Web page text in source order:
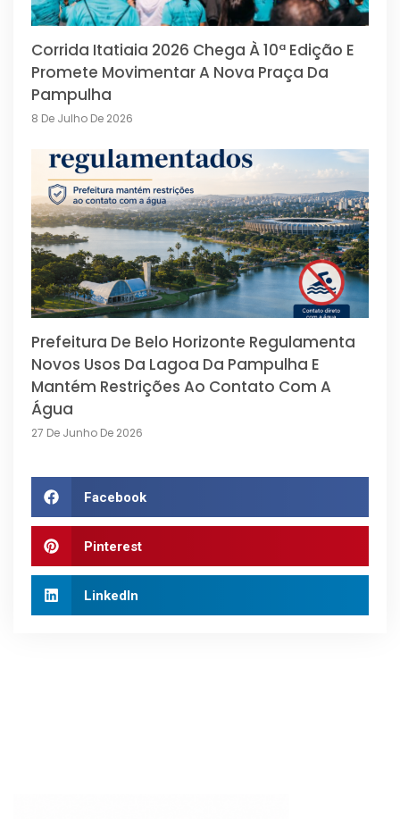
Corrida Itatiaia 2026 Chega À 10ª Edição E
Promete Movimentar A Nova Praça Da
Pampulha
8 De Julho De 2026
Prefeitura De Belo Horizonte Regulamenta
Novos Usos Da Lagoa Da Pampulha E
Mantém Restrições Ao Contato Com A
Água
27 De Junho De 2026
Facebook
Pinterest
LinkedIn